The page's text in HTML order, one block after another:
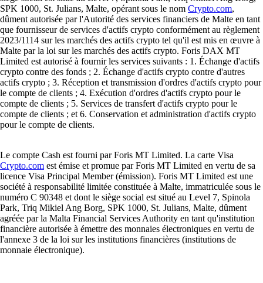
SPK 1000, St. Julians, Malte, opérant sous le nom Crypto.com,
dûment autorisée par l'Autorité des services financiers de Malte en tant
que fournisseur de services d'actifs crypto conformément au règlement
2023/1114 sur les marchés des actifs crypto tel qu'il est mis en œuvre à
Malte par la loi sur les marchés des actifs crypto. Foris DAX MT
Limited est autorisé à fournir les services suivants : 1. Échange d'actifs
crypto contre des fonds ; 2. Échange d'actifs crypto contre d'autres
actifs crypto ; 3. Réception et transmission d'ordres d'actifs crypto pour
le compte de clients ; 4. Exécution d'ordres d'actifs crypto pour le
compte de clients ; 5. Services de transfert d'actifs crypto pour le
compte de clients ; et 6. Conservation et administration d'actifs crypto
pour le compte de clients.
Le compte Cash est fourni par Foris MT Limited. La carte Visa
Crypto.com est émise et promue par Foris MT Limited en vertu de sa
licence Visa Principal Member (émission). Foris MT Limited est une
société à responsabilité limitée constituée à Malte, immatriculée sous le
numéro C 90348 et dont le siège social est situé au Level 7, Spinola
Park, Triq Mikiel Ang Borg, SPK 1000, St. Julians, Malte, dûment
agréée par la Malta Financial Services Authority en tant qu'institution
financière autorisée à émettre des monnaies électroniques en vertu de
l'annexe 3 de la loi sur les institutions financières (institutions de
monnaie électronique).